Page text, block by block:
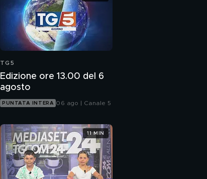
TG5
Edizione ore 13.00 del 6
agosto
PUNTATA INTERA 06 ago | Canale 5
11 MIN